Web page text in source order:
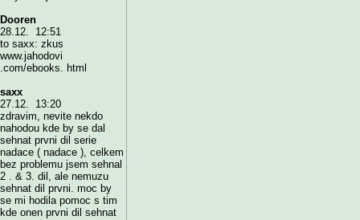
Dooren
28.12. 12:51
to saxx: zkus
www.jahodovi
.com/ebooks. html
saxx
27.12. 13:20
zdravim, nevite nekdo
nahodou kde by se dal
sehnat prvni dil serie
nadace ( nadace ), celkem
bez problemu jsem sehnal
2 . & 3. dil, ale nemuzu
sehnat dil prvni. moc by
se mi hodila pomoc s tim
kde onen prvni dil sehnat